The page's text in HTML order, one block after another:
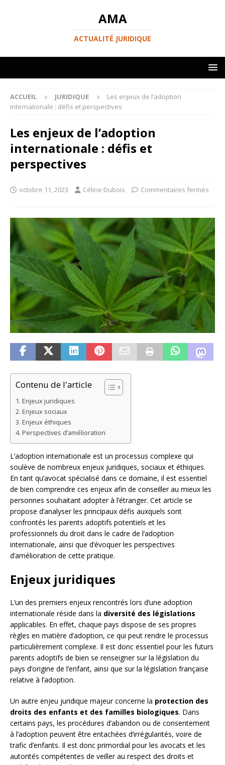
AMA
ACTUALITÉ JURIDIQUE
ACCUEIL JURIDIQUE
Les enjeux de l’adoption
internationale : défis et perspectives
Les enjeux de l’adoption
internationale : défis et
perspectives
octobre 11, 2023 Céline Dubois Commentaires fermés
Contenu de l'article
Enjeux juridiques
Enjeux sociaux
Enjeux éthiques
Perspectives d’amélioration
L’adoption internationale est un processus complexe qui
soulève de nombreux enjeux juridiques, sociaux et éthiques.
En tant qu’avocat spécialisé dans ce domaine, il est essentiel
de bien comprendre ces enjeux afin de conseiller au mieux les
personnes souhaitant adopter à l’étranger. Cet article se
propose d’analyser les principaux défis auxquels sont
confrontés les parents adoptifs potentiels et les
professionnels du droit dans le cadre de l’adoption
internationale, ainsi que d’évoquer les perspectives
d’amélioration de cette pratique.
Enjeux juridiques
L’un des premiers enjeux rencontrés lors d’une adoption
internationale réside dans la diversité des législations
applicables. En effet, chaque pays dispose de ses propres
règles en matière d’adoption, ce qui peut rendre le processus
particulièrement complexe. Il est donc essentiel pour les futurs
parents adoptifs de bien se renseigner sur la législation du
pays d’origine de l’enfant, ainsi que sur la législation française
relative à l’adoption.
Un autre enjeu juridique majeur concerne la protection des
droits des enfants et des familles biologiques. Dans
certains pays, les procédures d’abandon ou de consentement
à l’adoption peuvent être entachées d’irrégularités, voire de
trafic d’enfants. Il est donc primordial pour les avocats et les
autorités compétentes de veiller au respect des droits et